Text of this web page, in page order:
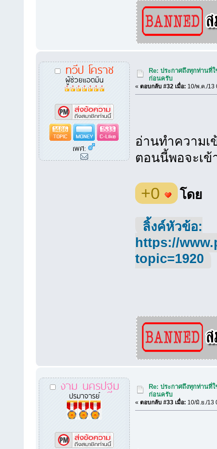
ทวีป โคราช
ผู้ช่วยแอตมิน
1486
1533
เพศ:
Re: ประกาศถึงทุกท่านที่
ก่อนครับ
« ตอบกลับ #32 เมื่อ: 10/พ.ค./13
อ่านทำความเ
ตอนนี้พอจะเ
+0 โดย
ลิ้งค์หัวข้อ:
https://
topic=1920
งาม นครปฐม
ปรมาจารย์
Re: ประกาศถึงทุกท่านที่
ก่อนครับ
« ตอบกลับ #33 เมื่อ: 10/มิ.ย./13